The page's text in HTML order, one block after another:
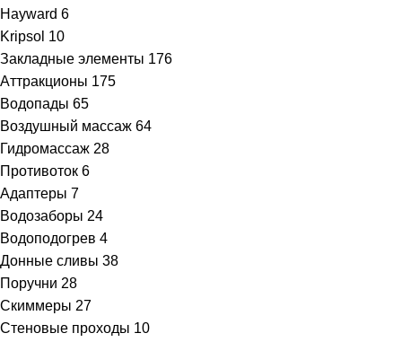
Hayward 6
Kripsol 10
Закладные элементы 176
Аттракционы 175
Водопады 65
Воздушный массаж 64
Гидромассаж 28
Противоток 6
Адаптеры 7
Водозаборы 24
Водоподогрев 4
Донные сливы 38
Поручни 28
Скиммеры 27
Стеновые проходы 10